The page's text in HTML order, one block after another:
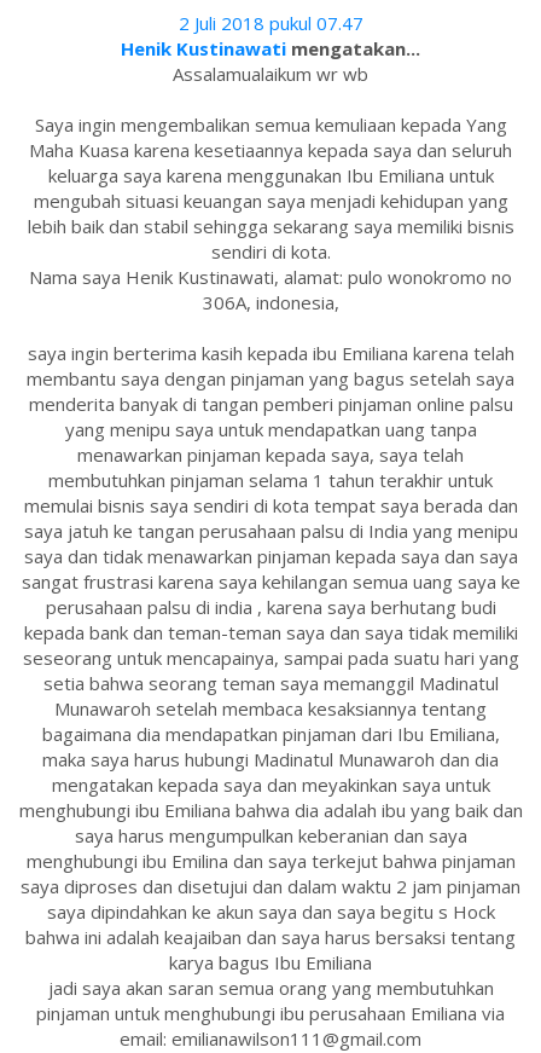
2 Juli 2018 pukul 07.47
Henik Kustinawati mengatakan...
Assalamualaikum wr wb
Saya ingin mengembalikan semua kemuliaan kepada Yang
Maha Kuasa karena kesetiaannya kepada saya dan seluruh
keluarga saya karena menggunakan Ibu Emiliana untuk
mengubah situasi keuangan saya menjadi kehidupan yang
lebih baik dan stabil sehingga sekarang saya memiliki bisnis
sendiri di kota.
Nama saya Henik Kustinawati, alamat: pulo wonokromo no
306A, indonesia,
saya ingin berterima kasih kepada ibu Emiliana karena telah
membantu saya dengan pinjaman yang bagus setelah saya
menderita banyak di tangan pemberi pinjaman online palsu
yang menipu saya untuk mendapatkan uang tanpa
menawarkan pinjaman kepada saya, saya telah
membutuhkan pinjaman selama 1 tahun terakhir untuk
memulai bisnis saya sendiri di kota tempat saya berada dan
saya jatuh ke tangan perusahaan palsu di India yang menipu
saya dan tidak menawarkan pinjaman kepada saya dan saya
sangat frustrasi karena saya kehilangan semua uang saya ke
perusahaan palsu di india , karena saya berhutang budi
kepada bank dan teman-teman saya dan saya tidak memiliki
seseorang untuk mencapainya, sampai pada suatu hari yang
setia bahwa seorang teman saya memanggil Madinatul
Munawaroh setelah membaca kesaksiannya tentang
bagaimana dia mendapatkan pinjaman dari Ibu Emiliana,
maka saya harus hubungi Madinatul Munawaroh dan dia
mengatakan kepada saya dan meyakinkan saya untuk
menghubungi ibu Emiliana bahwa dia adalah ibu yang baik dan
saya harus mengumpulkan keberanian dan saya
menghubungi ibu Emilina dan saya terkejut bahwa pinjaman
saya diproses dan disetujui dan dalam waktu 2 jam pinjaman
saya dipindahkan ke akun saya dan saya begitu s Hock
bahwa ini adalah keajaiban dan saya harus bersaksi tentang
karya bagus Ibu Emiliana
jadi saya akan saran semua orang yang membutuhkan
pinjaman untuk menghubungi ibu perusahaan Emiliana via
email: emilianawilson111@gmail.com